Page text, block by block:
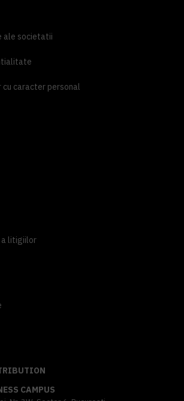
ale societatii
caracter personal
a litigiilor
CAMPUS